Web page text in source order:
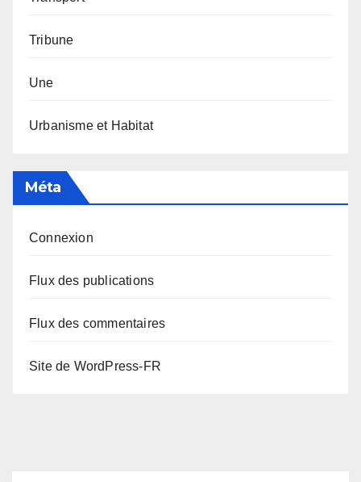
Tribune
Une
Urbanisme et Habitat
Méta
Connexion
Flux des publications
Flux des commentaires
Site de WordPress-FR